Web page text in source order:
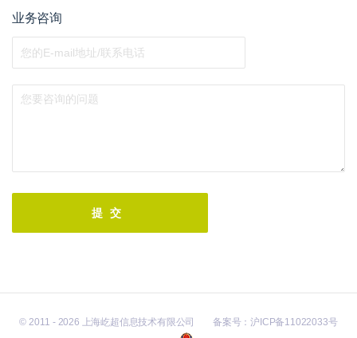
业务咨询
提交
© 2011 - 2026 上海屹超信息技术有限公司 备案号：沪ICP备11022033号